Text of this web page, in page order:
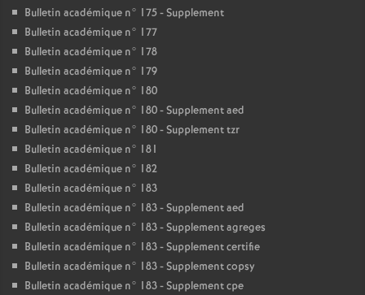
Bulletin académique n° 175 - Supplement
Bulletin académique n° 177
Bulletin académique n° 178
Bulletin académique n° 179
Bulletin académique n° 180
Bulletin académique n° 180 - Supplement aed
Bulletin académique n° 180 - Supplement tzr
Bulletin académique n° 181
Bulletin académique n° 182
Bulletin académique n° 183
Bulletin académique n° 183 - Supplement aed
Bulletin académique n° 183 - Supplement agreges
Bulletin académique n° 183 - Supplement certifie
Bulletin académique n° 183 - Supplement copsy
Bulletin académique n° 183 - Supplement cpe